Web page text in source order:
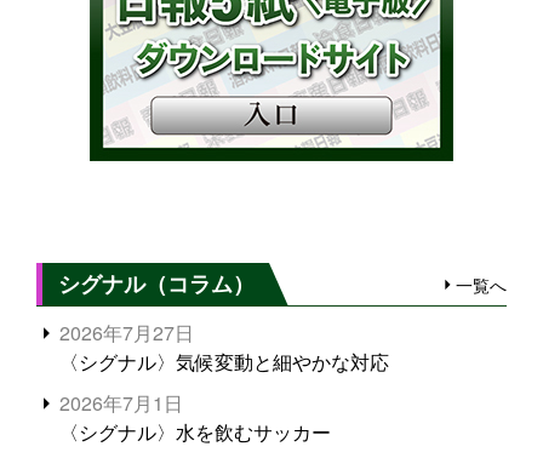
シグナル（コラム） 一覧へ
2026年7月27日
〈シグナル〉気候変動と細やかな対応
2026年7月1日
〈シグナル〉水を飲むサッカー